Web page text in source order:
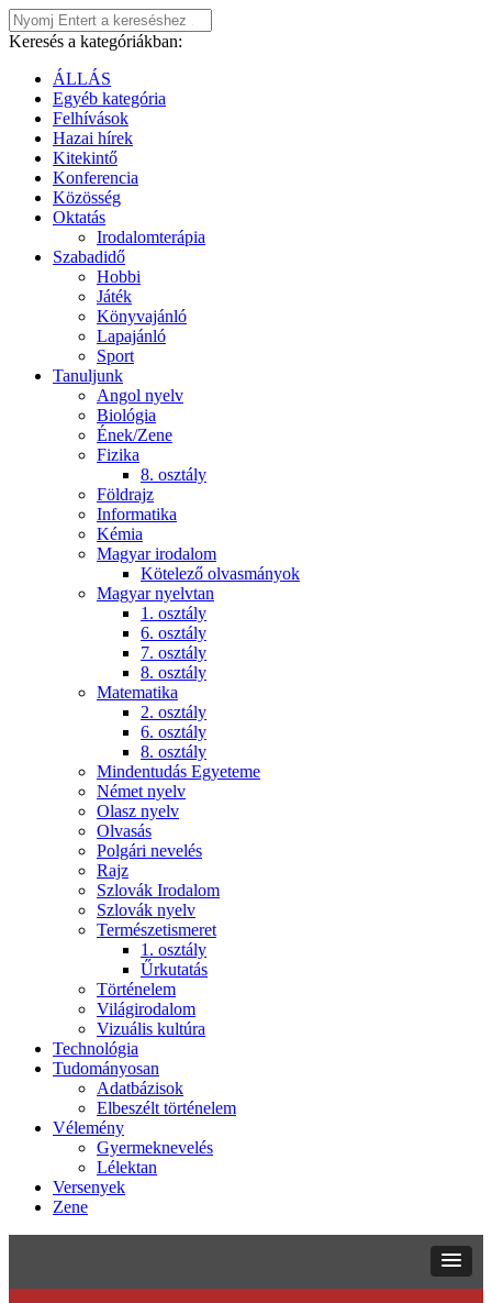
Keresés a kategóriákban:
ÁLLÁS
Egyéb kategória
Felhívások
Hazai hírek
Kitekintő
Konferencia
Közösség
Oktatás
Irodalomterápia
Szabadidő
Hobbi
Játék
Könyvajánló
Lapajánló
Sport
Tanuljunk
Angol nyelv
Biológia
Ének/Zene
Fizika
8. osztály
Földrajz
Informatika
Kémia
Magyar irodalom
Kötelező olvasmányok
Magyar nyelvtan
1. osztály
6. osztály
7. osztály
8. osztály
Matematika
2. osztály
6. osztály
8. osztály
Mindentudás Egyeteme
Német nyelv
Olasz nyelv
Olvasás
Polgári nevelés
Rajz
Szlovák Irodalom
Szlovák nyelv
Természetismeret
1. osztály
Űrkutatás
Történelem
Világirodalom
Vizuális kultúra
Technológia
Tudományosan
Adatbázisok
Elbeszélt történelem
Vélemény
Gyermeknevelés
Lélektan
Versenyek
Zene